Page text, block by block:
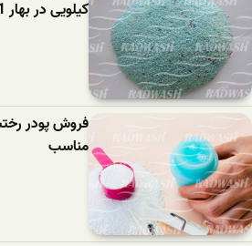
کیلویی در بهار 1401
فروش پودر
مناسب